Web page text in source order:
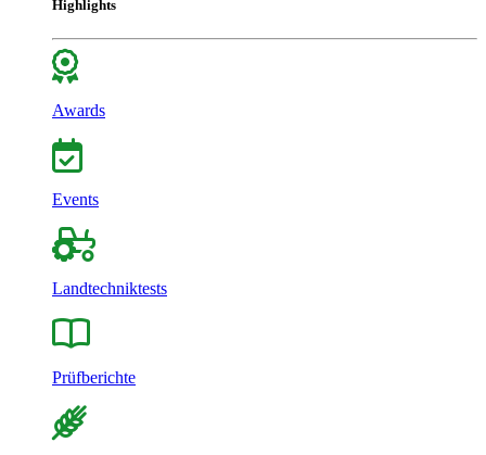
Highlights
Awards
Events
Landtechniktests
Prüfberichte